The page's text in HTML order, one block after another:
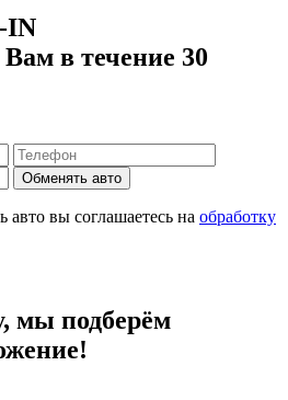
IN
в течение 30
Обменять авто
вы соглашаетесь на обработку
мы подберём